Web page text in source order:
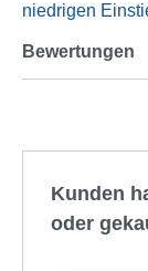
niedrigen
Bewertungen
Kunden
oder